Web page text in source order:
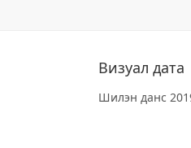
Визуал дата
Шилэн данс